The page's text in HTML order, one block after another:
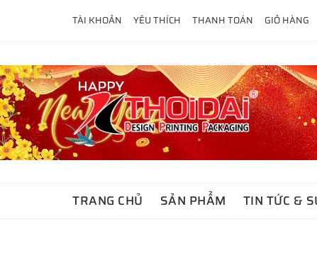
TÀI KHOẢN YÊU THÍCH THANH TOÁN GIỎ HÀNG
TRANG CHỦ SẢN PHẨM TIN TỨC &